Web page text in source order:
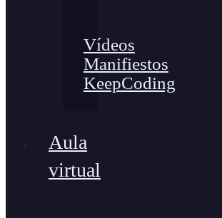
Vídeos
Manifiestos
KeepCoding
Aula
virtual